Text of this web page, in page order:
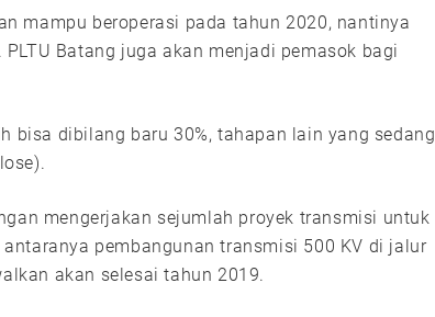
mampu beroperasi pada tahun 2020, nantinya
Batang juga akan menjadi pemasok bagi
bisa dibilang baru 30%, tahapan lain yang sedang
mengerjakan sejumlah proyek transmisi untuk
pembangunan transmisi 500 KV di jalur
akan selesai tahun 2019.